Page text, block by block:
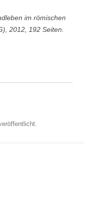
im römischen
2012, 192 Seiten.